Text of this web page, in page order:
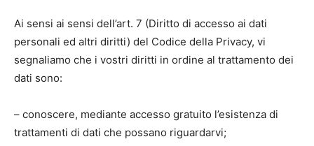
Ai sensi ai sensi dell’art. 7 (Diritto di accesso ai dati
personali ed altri diritti) del Codice della Privacy, vi
segnaliamo che i vostri diritti in ordine al trattamento dei
dati sono:
– conoscere, mediante accesso gratuito l’esistenza di
trattamenti di dati che possano riguardarvi;